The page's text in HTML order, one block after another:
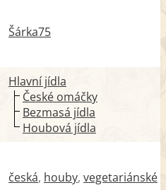
Šárka75
Hlavní jídla
České omáčky
Bezmasá jídla
Houbová jídla
česká houby vegetariánské